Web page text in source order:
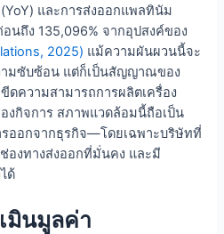
และการส่งออกแพลทินัม
นถึง 135,096% จากอุปสงค์ของ
2025) แม้ความผันผวนนี้จะ
ามซับซ้อน แต่ก็เป็นสัญญาณของ
ดความสามารถการผลิตเครื่อง
งกิจการ สภาพแวดล้อมนี้ถือเป็น
รออกจากธุรกิจ—โดยเฉพาะบริษัทที่
องทางส่งออกที่มั่นคง และมี
ด้
มินมูลค่า